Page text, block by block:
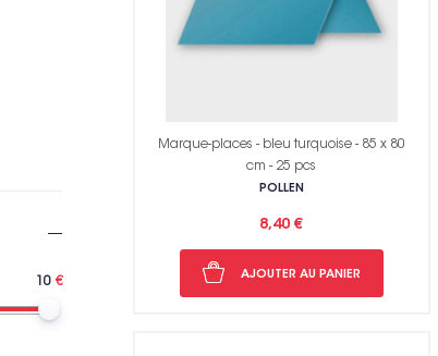
10
Marque-places - bleu turquoise - 85 x 80
cm - 25 pcs
POLLEN
8,40 €
AJOUTER AU PANIER